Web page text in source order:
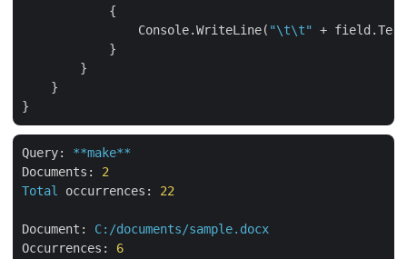
            {
                Console.WriteLine(
"\t\t"
+
            }
        }
    }
Query:
**make**
Documents:
2
Total
occurrences: 22
Document:
C:/documents/sample.docx
Occurrences:
6